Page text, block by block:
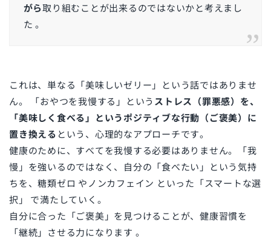
がら取り組むことが出来るのではないかと考えまし
た 。
これは、単なる「美味しいゼリー」という話ではありませ
ん。 「おやつを我慢する」という ストレス（罪悪感）を、
「美味しく食べる」というポジティブな行動（ご褒美）に
置き換える という、心理的なアプローチです。
健康のために、すべてを我慢する必要はありません。「我
慢」を強いるのではなく、自分の「食べたい」という気持
ちを、糖類ゼロ やノンカフェイン といった「スマートな選
択」 で満たしていく。
自分に合った「ご褒美」を見つけることが、健康習慣を
「継続」させる力になります 。